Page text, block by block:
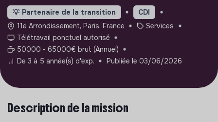
💡 Partenaire de la transition
CDI
11e Arrondissement, Paris, France
Services
Télétravail ponctuel autorisé
50000 - 65000€ brut (Annuel)
De 3 à 5 année(s) d'exp.
Publiée le 03/06/2026
Description de la mission